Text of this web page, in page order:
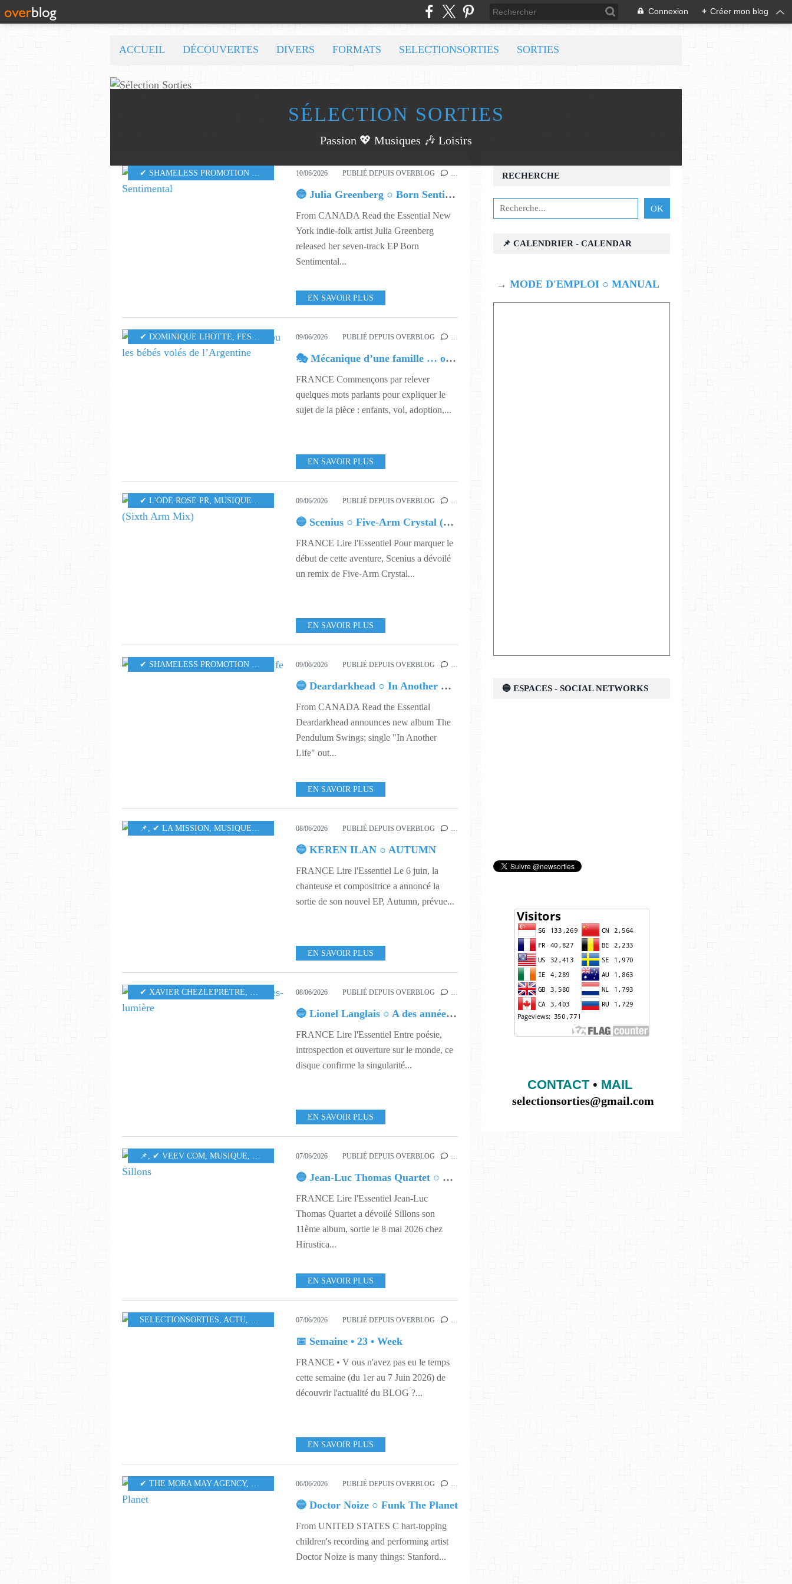
Connexion + Créer mon blog
SÉLECTION SORTIES
Passion 💖 Musiques 🎶 Loisirs
ACCUEIL DÉCOUVERTES DIVERS FORMATS SELECTIONSORTIES SORTIES
✔ SHAMELESS PROMOTION PR ,624
10/06/2026 PUBLIÉ DEPUIS OVERBLOG …
🔵 Julia Greenberg ○ Born Sentimental
From CANADA Read the Essential New
York indie-folk artist Julia Greenberg
released her seven-track EP Born
Sentimental...
EN SAVOIR PLUS
✔ DOMINIQUE LHOTTE, FESTIVAL OFF D'AVIGNON 2026 ,THÉATRE,624
09/06/2026 PUBLIÉ DEPUIS OVERBLOG …
🎭 Mécanique d’une famille … ou les bébés volés de l’Argentine
FRANCE Commençons par relever
quelques mots parlants pour expliquer le
sujet de la pièce : enfants, vol, adoption,...
EN SAVOIR PLUS
✔ L'ODE ROSE PR, MUSIQUE, 624 09/06/2026 PUBLIÉ DEPUIS OVERBLOG …
🔵 Scenius ○ Five-Arm Crystal (Sixth Arm Mix)
FRANCE Lire l'Essentiel Pour marquer le
début de cette aventure, Scenius a dévoilé
un remix de Five-Arm Crystal...
EN SAVOIR PLUS
✔ SHAMELESS PROMOTION PR MUSIC ,624
09/06/2026 PUBLIÉ DEPUIS OVERBLOG …
🔵 Deardarkhead ○ In Another Life
From CANADA Read the Essential
Deardarkhead announces new album The
Pendulum Swings; single "In Another
Life" out...
EN SAVOIR PLUS
​​​​​​​📌 , ✔ LA MISSION, MUSIQUE, 624 08/06/2026 PUBLIÉ DEPUIS OVERBLOG …
🔵 KEREN ILAN ○ AUTUMN
FRANCE Lire l'Essentiel Le 6 juin, la
chanteuse et compositrice a annoncé la
sortie de son nouvel EP, Autumn, prévue...
EN SAVOIR PLUS
✔ XAVIER CHEZLEPRETRE, MUSIQUE 624
08/06/2026 PUBLIÉ DEPUIS OVERBLOG …
🔵 Lionel Langlais ○ A des années-lumière
FRANCE Lire l'Essentiel Entre poésie,
introspection et ouverture sur le monde, ce
disque confirme la singularité...
EN SAVOIR PLUS
​​​​​​​📌 , ✔ VEEV COM, MUSIQUE, 624 07/06/2026 PUBLIÉ DEPUIS OVERBLOG …
🔵 Jean-Luc Thomas Quartet ○ Sillons
FRANCE Lire l'Essentiel Jean-Luc
Thomas Quartet a dévoilé Sillons son
11ème album, sortie le 8 mai 2026 chez
Hirustica...
EN SAVOIR PLUS
SELECTIONSORTIES, ACTU, LOISIRS MUSIQUES 623
07/06/2026 PUBLIÉ DEPUIS OVERBLOG …
📅 Semaine • 23 • Week
FRANCE • V ous n'avez pas eu le temps
cette semaine (du 1er au 7 Juin 2026) de
découvrir l'actualité du BLOG ?...
EN SAVOIR PLUS
✔ THE MORA MAY AGENCY, MUSIC 06/06/2026 PUBLIÉ DEPUIS OVERBLOG …
🔵 Doctor Noize ○ Funk The Planet
From UNITED STATES C hart-topping
children's recording and performing artist
Doctor Noize is many things: Stanford...
RECHERCHE
📌 CALENDRIER - CALENDAR
→ MODE D'EMPLOI ○ MANUAL
🔵 ESPACES - SOCIAL NETWORKS
CONTACT• MAIL
selectionsorties@gmail.com